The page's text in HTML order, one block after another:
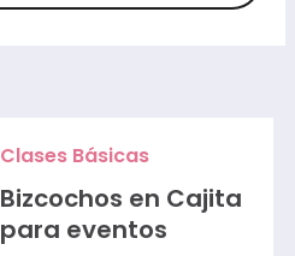
Clases Básicas
Bizcochos en Cajita
para eventos